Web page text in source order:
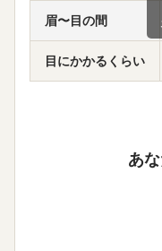
眉〜目の間
目にかかるくらい
あ